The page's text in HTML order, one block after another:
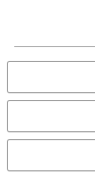
Naše online